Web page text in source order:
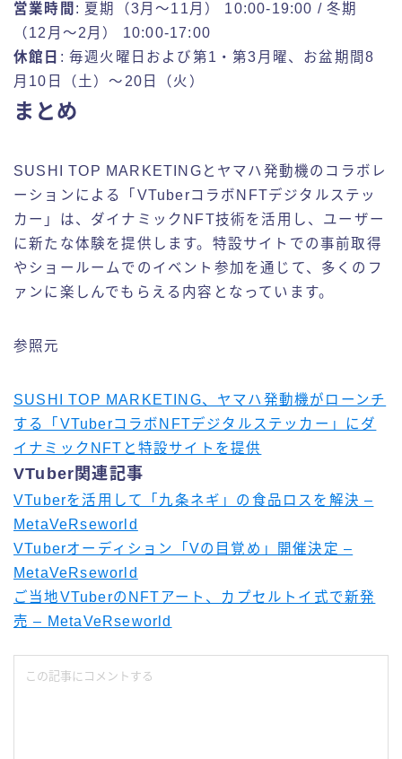
営業時間 : 夏期（3月～11月） 10:00-19:00 / 冬期
（12月～2月） 10:00-17:00
休館日 : 毎週火曜日および第1・第3月曜、お盆期間8
月10日（土）～20日（火）
まとめ
SUSHI TOP MARKETINGとヤマハ発動機のコラボレ
ーションによる「VTuberコラボNFTデジタルステッ
カー」は、ダイナミックNFT技術を活用し、ユーザー
に新たな体験を提供します。特設サイトでの事前取得
やショールームでのイベント参加を通じて、多くのフ
ァンに楽しんでもらえる内容となっています。
参照元
SUSHI TOP MARKETING、ヤマハ発動機がローンチ
する「VTuberコラボNFTデジタルステッカー」にダ
イナミックNFTと特設サイトを提供
VTuber関連記事
VTuberを活用して「九条ネギ」の食品ロスを解決 –
MetaVeRseworld
VTuberオーディション「Vの目覚め」開催決定 –
MetaVeRseworld
ご当地VTuberのNFTアート、カプセルトイ式で新発
売 – MetaVeRseworld